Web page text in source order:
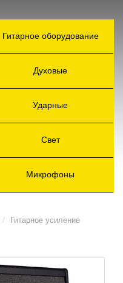
Гитарное оборудование
Духовые
Ударные
Свет
Микрофоны
Гитарное усиление